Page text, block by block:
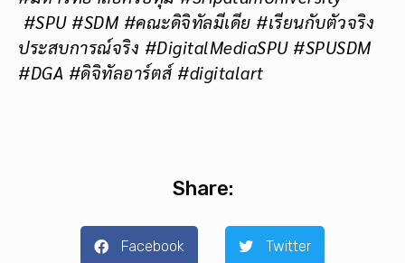
#SPU #SDM #คณะดิจิทัลมีเดีย #เรียนกับตัวจริง
ประสบการณ์จริง #DigitalMediaSPU #SPUSDM
#DGA #ดิจิทัลอาร์ตส์ #digitalart
Share:
Facebook Twitter